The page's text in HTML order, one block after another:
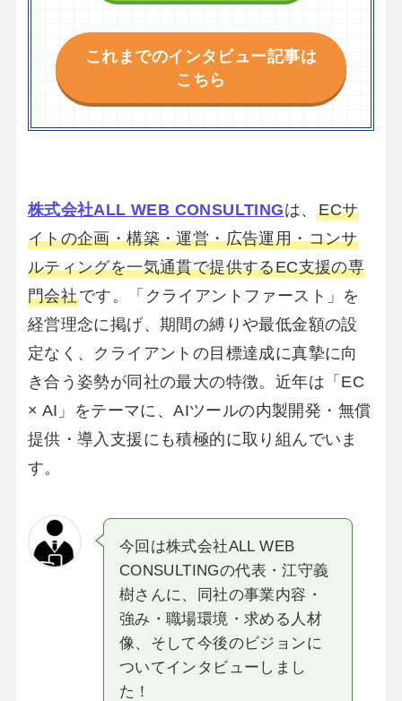
これまでのインタビュー記事は
こちら
株式会社ALL WEB CONSULTINGは、ECサ
イトの企画・構築・運営・広告運用・コンサ
ルティングを一気通貫で提供するEC支援の専
門会社です。「クライアントファースト」を
経営理念に掲げ、期間の縛りや最低金額の設
定なく、クライアントの目標達成に真摯に向
き合う姿勢が同社の最大の特徴。近年は「EC
× AI」をテーマに、AIツールの内製開発・無償
提供・導入支援にも積極的に取り組んでいま
す。
今回は株式会社ALL WEB
CONSULTINGの代表・江守義
樹さんに、同社の事業内容・
強み・職場環境・求める人材
像、そして今後のビジョンに
ついてインタビューしまし
た！